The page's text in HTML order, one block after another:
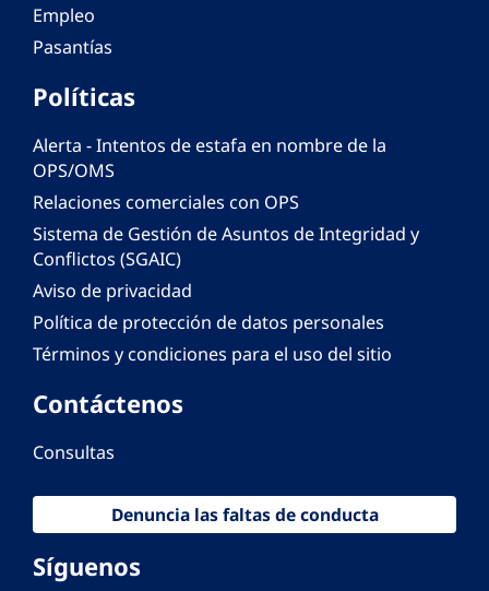
Empleo
Pasantías
Políticas
Alerta - Intentos de estafa en nombre de la
OPS/OMS
Relaciones comerciales con OPS
Sistema de Gestión de Asuntos de Integridad y
Conflictos (SGAIC)
Aviso de privacidad
Política de protección de datos personales
Términos y condiciones para el uso del sitio
Contáctenos
Consultas
Denuncia las faltas de conducta
Síguenos